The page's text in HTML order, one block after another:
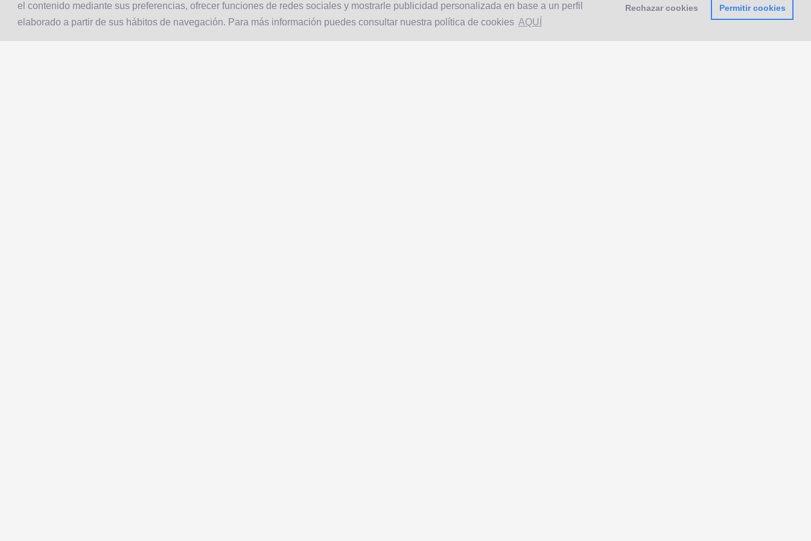
el contenido mediante sus preferencias, ofrecer funciones de redes sociales y mostrarle publicidad personalizada en base a un perfil
elaborado a partir de sus hábitos de navegación. Para más información puedes consultar nuestra política de cookies AQUÍ
Rechazar cookies Permitir cookies